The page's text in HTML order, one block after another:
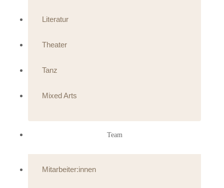
Literatur
Theater
Tanz
Mixed Arts
Team
Mitarbeiter:innen